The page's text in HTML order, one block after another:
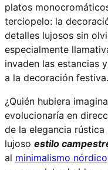
platos
terciopelo: la
detalles lujosos sin
especialmente
invaden las estancias
a la decoración festiva.
¿Quién hubiera
evolucionaría en
de la elegancia rústica
lujoso estilo
al minimalismo nórdico